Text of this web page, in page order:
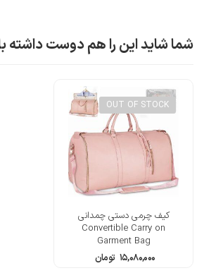
شما شاید این را هم دوست داشته
OUT OF STOCK
کیف چرمی دستی چمدانی
Convertible Carry on
Garment Bag
۱۵,۰۸۰,۰۰۰ تومان